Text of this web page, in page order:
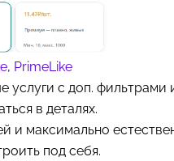
, PrimeLike
услуги с доп. фильтрами
в деталях.
и максимально
под себя.